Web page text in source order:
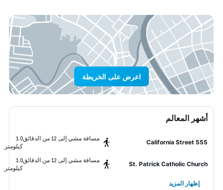
اعرض على الخريطة
أشهر المعالم
555 California Street
مسافة مشي إلى 12 من الدقائق
1.0
كيلومتر
St. Patrick Catholic Church
مسافة مشي إلى 12 من الدقائق
1.0
كيلومتر
إظهار المزيد